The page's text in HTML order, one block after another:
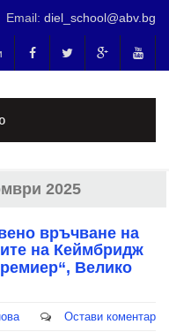
Email: diel_school@abv.bg
2025
връчване на
на Кеймбридж
Велико
Остави коментар